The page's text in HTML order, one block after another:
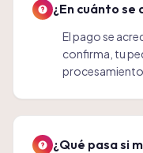
¿En cuánto
El pago se
confirma, tu
procesamiento
¿Qué pasa si